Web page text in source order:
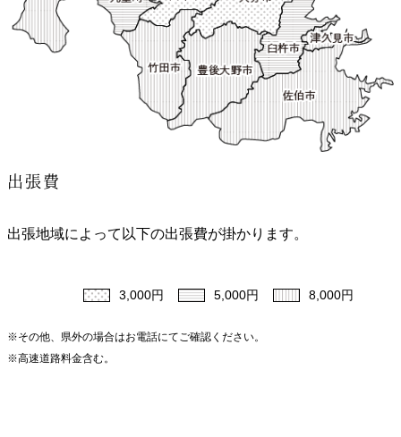
出張費
出張地域によって以下の出張費が掛かります。
3,000円 5,000円 8,000円
※その他、県外の場合はお電話にてご確認ください。
※高速道路料金含む。